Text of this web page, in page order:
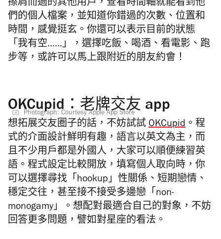
擦肩而過的其他用戶，查看時間軸就能看到他
們的個人檔案，並知道你錯過的次數、位置和
時間，感覺挺玄。你還可以表示目前的狀態
「我有空……」，選擇吃飯、喝酒、看電影、跑
步等，或許可以馬上跟附近的朋友約會！
OKCupid：老牌交友 app
Photograph: Courtesy Apple App Store
想拓展交友圈子的話，不妨試試 OKCupid 。程
式的介面設計鮮明有趣，語言以英文為主，而
且不少用戶都是外國人，大家可以順便練習英
語。程式設定比較開放，填寫個人取向時，你
可以選擇尋找「hookup」性關係、短期戀情、
穩定交往，甚至接不接受多邊戀「non-
monogamy」。想配對最適合自己的對象，不妨
回答更多問題，譬如對星座的看法。